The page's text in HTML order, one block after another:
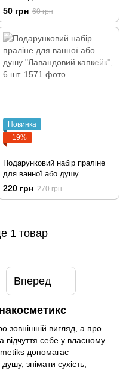
50 грн 60 грн
Новинка
−19%
Подарунковий набір праліне
для ванної або душу
"Лавандовий капкейк", 6 шт.
220 грн 270 грн
1 товар
Вперед
зовнішній вигляд, а про
себе у власному
допомагає
знімати сухість,